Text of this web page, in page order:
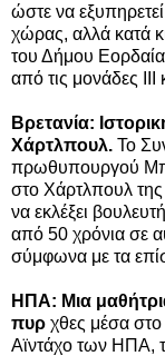
ώστε να εξυπηρετεί
χώρας, αλλά κατά
του Δήμου
από τις μονάδες III
Βρετανία:
Χάρτλπουλ. Το
πρωθυπουργού
στο Χάρτλπουλ της
να εκλέξει
από 50 χρόνια σε
σύμφωνα με τα
ΗΠΑ: Μια
πυρ χθες μέσα στο
Αϊντάχο των ΗΠΑ,